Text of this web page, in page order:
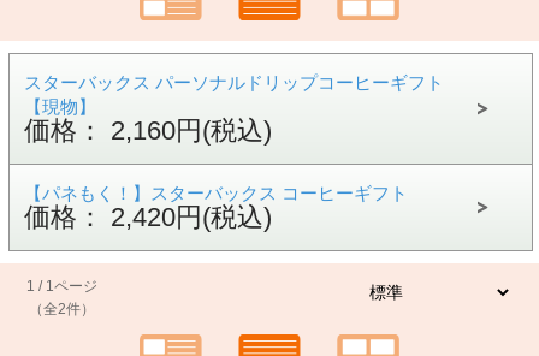
スターバックス パーソナルドリップコーヒーギフト
【現物】
価格： 2,160円(税込)
【パネもく！】スターバックス コーヒーギフト
価格： 2,420円(税込)
1 / 1ページ
（全2件）